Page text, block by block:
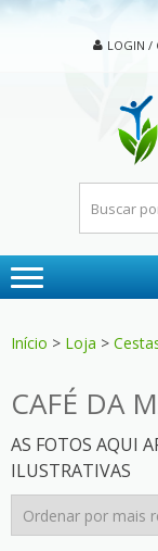
Skip
Skip
LOGIN /
Início > Loja >
CAFÉ DA
AS FOTOS AQUI
ILUSTRATIVAS